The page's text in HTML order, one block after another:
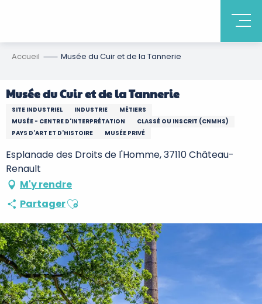
Accueil Musée du Cuir et de la Tannerie
Musée du Cuir et de la Tannerie
SITE INDUSTRIEL INDUSTRIE
MÉTIERS
MUSÉE - CENTRE D'INTERPRÉTATION
CLASSÉ OU INSCRIT (CNMHS)
PAYS D'ART ET D'HISTOIRE
MUSÉE PRIVÉ
Esplanade des Droits de l'Homme, 37110 Château-
Renault
M'y rendre
PartagerAjouter aux favoris